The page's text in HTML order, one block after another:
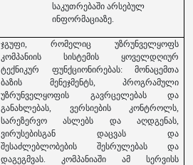
საკუთრებაში არსებულ
ინფორმაციაზე.
ჯგუფი, რომელიც უზრუნველყოფს
კომპანიის სისტემის ყოველდღიურ
ტექნიკურ ფუნქციონირებას: მონაცემთა
ბაზის მენეჯმენტს, პროგრამული
უზრუნველყოფის გავრცელებას და
განახლებას, ვერსიების კონტროლს,
სარეზერვო ასლებს და აღდგენას,
ვირუსებისგან დაცვას და
შესაძლებლობების შესრულებას და
დაგეგმვას. კომპანიაში ამ სერვისს